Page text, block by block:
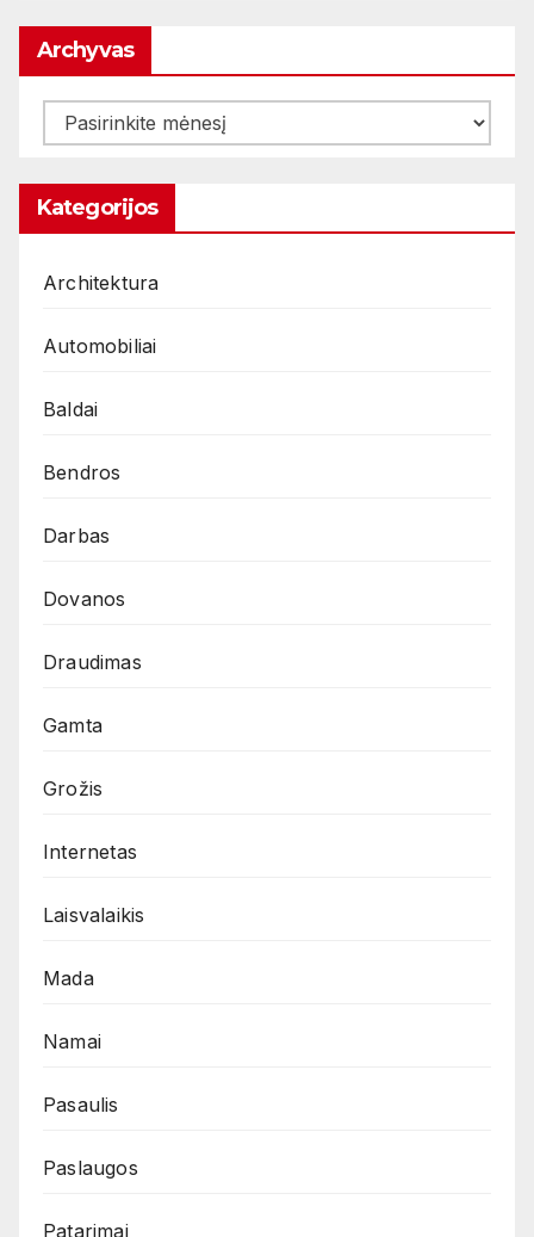
Archyvas
Archyvas
Kategorijos
Architektura
Automobiliai
Baldai
Bendros
Darbas
Dovanos
Draudimas
Gamta
Grožis
Internetas
Laisvalaikis
Mada
Namai
Pasaulis
Paslaugos
Patarimai